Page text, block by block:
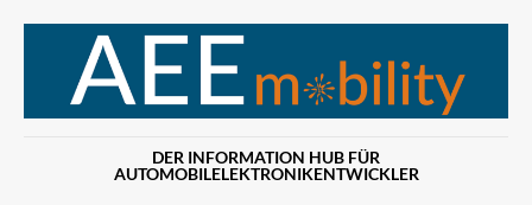
DER INFORMATION HUB FÜR
AUTOMOBILELEKTRONIKENTWICKLER